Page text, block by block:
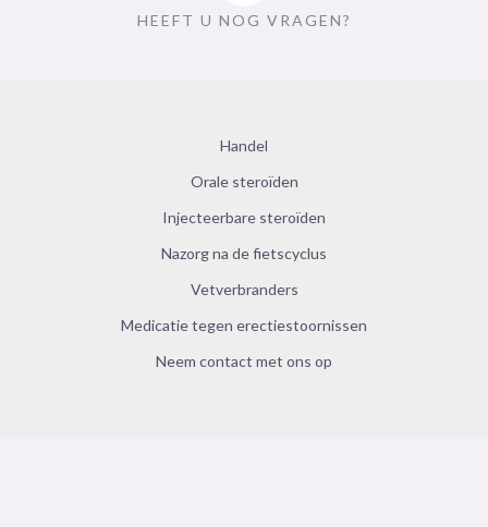
HEEFT U NOG VRAGEN?
Handel
Orale steroïden
Injecteerbare steroïden
Nazorg na de fietscyclus
Vetverbranders
Medicatie tegen erectiestoornissen
Neem contact met ons op